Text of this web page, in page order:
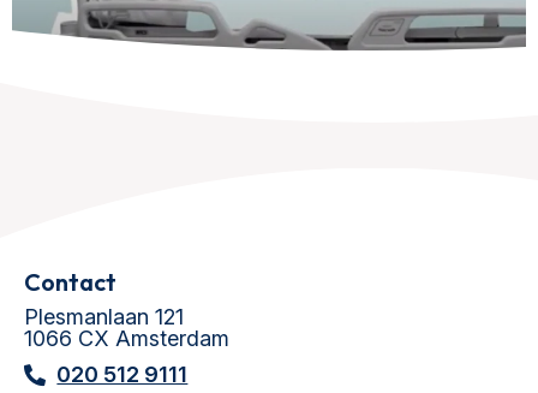
Contact
Plesmanlaan 121
1066 CX Amsterdam
020 512 9111